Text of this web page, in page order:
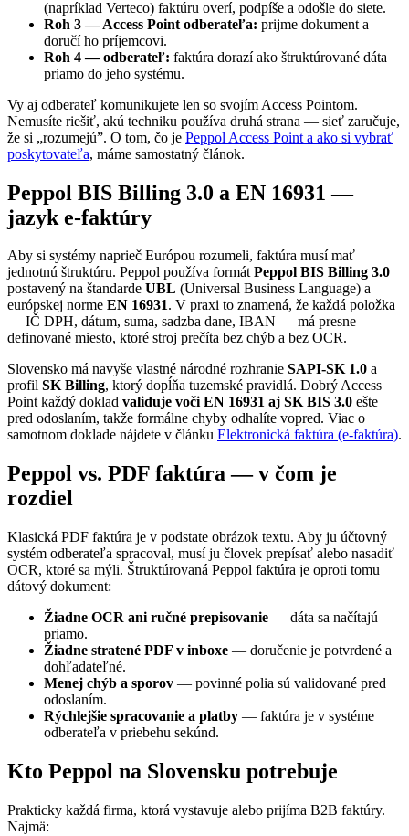
(napríklad Verteco) faktúru overí, podpíše a odošle do siete.
Roh 3 — Access Point odberateľa: prijme dokument a
doručí ho príjemcovi.
Roh 4 — odberateľ: faktúra dorazí ako štruktúrované dáta
priamo do jeho systému.
Vy aj odberateľ komunikujete len so svojím Access Pointom.
Nemusíte riešiť, akú techniku používa druhá strana — sieť zaručuje,
že si „rozumejú”. O tom, čo je Peppol Access Point a ako si vybrať
poskytovateľa, máme samostatný článok.
Peppol BIS Billing 3.0 a EN 16931 —
jazyk e-faktúry
Aby si systémy naprieč Európou rozumeli, faktúra musí mať
jednotnú štruktúru. Peppol používa formátPeppol BIS Billing 3.0
postavený na štandarde UBL (Universal Business Language) a
európskej norme EN 16931. V praxi to znamená, že každá položka
— IČ DPH, dátum, suma, sadzba dane, IBAN — má presne
definované miesto, ktoré stroj prečíta bez chýb a bez OCR.
Slovensko má navyše vlastné národné rozhranie SAPI-SK 1.0 a
profil SK Billing, ktorý dopĺňa tuzemské pravidlá. Dobrý Access
Point každý doklad validuje voči EN 16931 aj SK BIS 3.0 ešte
pred odoslaním, takže formálne chyby odhalíte vopred. Viac o
samotnom doklade nájdete v článku Elektronická faktúra (e-faktúra).
Peppol vs. PDF faktúra — v čom je
rozdiel
Klasická PDF faktúra je v podstate obrázok textu. Aby ju účtovný
systém odberateľa spracoval, musí ju človek prepísať alebo nasadiť
OCR, ktoré sa mýli. Štruktúrovaná Peppol faktúra je oproti tomu
dátový dokument:
Žiadne OCR ani ručné prepisovanie — dáta sa načítajú
priamo.
Žiadne stratené PDF v inboxe — doručenie je potvrdené a
dohľadateľné.
Menej chýb a sporov — povinné polia sú validované pred
odoslaním.
Rýchlejšie spracovanie a platby — faktúra je v systéme
odberateľa v priebehu sekúnd.
Kto Peppol na Slovensku potrebuje
Prakticky každá firma, ktorá vystavuje alebo prijíma B2B faktúry.
Najmä: